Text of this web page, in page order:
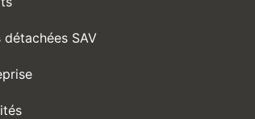
détachées SAV